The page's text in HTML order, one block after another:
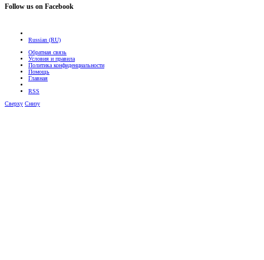
Follow us on Facebook
Russian (RU)
Обратная связь
Условия и правила
Политика конфиденциальности
Помощь
Главная
RSS
Сверху Снизу